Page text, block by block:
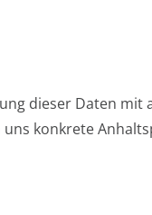
dieser Daten
konkrete